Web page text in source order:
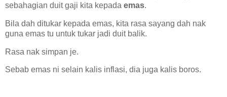
sebahagian duit gaji kita kepada emas.
Bila dah ditukar kepada emas, kita rasa sayang dah nak
guna emas tu untuk tukar jadi duit balik.
Rasa nak simpan je.
Sebab emas ni selain kalis inflasi, dia juga kalis boros.